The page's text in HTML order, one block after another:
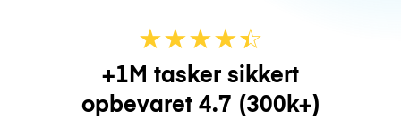
★★★★☆
★
+1M tasker sikkert
opbevaret 4.7 (300k+)